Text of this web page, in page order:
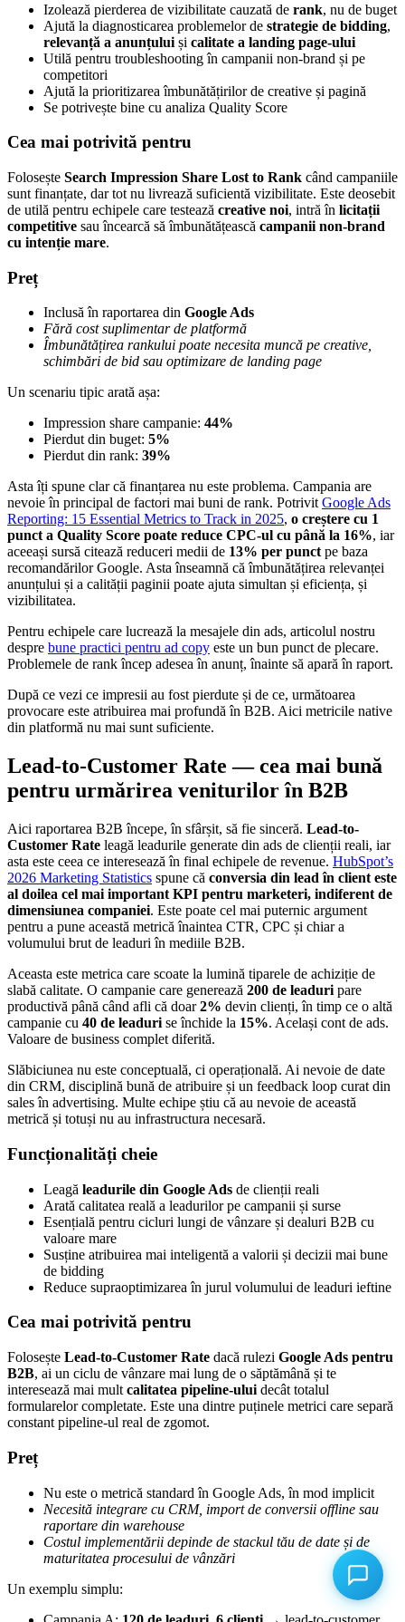
Izolează pierderea de vizibilitate cauzată de rank, nu de buget
Ajută la diagnosticarea problemelor de strategie de bidding,
relevanță a anunțului și calitate a landing page-ului
Utilă pentru troubleshooting în campanii non-brand și pe
competitori
Ajută la prioritizarea îmbunătățirilor de creative și pagină
Se potrivește bine cu analiza Quality Score
Cea mai potrivită pentru
Folosește Search Impression Share Lost to Rank când campaniile
sunt finanțate, dar tot nu livrează suficientă vizibilitate. Este deosebit
de utilă pentru echipele care testează creative noi, intră în licitații
competitive sau încearcă să îmbunătățească campanii non-brand
cu intenție mare.
Preț
Inclusă în raportarea din Google Ads
Fără cost suplimentar de platformă
Îmbunătățirea rankului poate necesita muncă pe creative,
schimbări de bid sau optimizare de landing page
Un scenariu tipic arată așa:
Impression share campanie: 44%
Pierdut din buget: 5%
Pierdut din rank: 39%
Asta îți spune clar că finanțarea nu este problema. Campania are
nevoie în principal de factori mai buni de rank. PotrivitGoogle Ads
Reporting: 15 Essential Metrics to Track in 2025, o creștere cu 1
punct a Quality Score poate reduce CPC-ul cu până la 16%, iar
aceeași sursă citează reduceri medii de 13% per punctpe baza
recomandărilor Google. Asta înseamnă că îmbunătățirea relevanței
anunțului și a calității paginii poate ajuta simultan și eficiența, și
vizibilitatea.
Pentru echipele care lucrează la mesajele din ads, articolul nostru
despre bune practici pentru ad copy este un bun punct de plecare.
Problemele de rank încep adesea în anunț, înainte să apară în raport.
După ce vezi ce impresii au fost pierdute și de ce, următoarea
provocare este atribuirea mai profundă în B2B. Aici metricile native
din platformă nu mai sunt suficiente.
Lead-to-Customer Rate — cea mai bună
pentru urmărirea veniturilor în B2B
Aici raportarea B2B începe, în sfârșit, să fie sinceră. Lead-to-
Customer Rate leagă leadurile generate din ads de clienții reali, iar
asta este ceea ce interesează în final echipele de revenue. HubSpot’s
2026 Marketing Statistics spune că conversia din lead în client este
al doilea cel mai important KPI pentru marketeri, indiferent de
dimensiunea companiei. Este poate cel mai puternic argument
pentru a pune această metrică înaintea CTR, CPC și chiar a
volumului brut de leaduri în mediile B2B.
Aceasta este metrica care scoate la lumină tiparele de achiziție de
slabă calitate. O campanie care generează 200 de leaduri pare
productivă până când afli că doar2% devin clienți, în timp ce o altă
campanie cu 40 de leaduri se închide la 15%. Același cont de ads.
Valoare de business complet diferită.
Slăbiciunea nu este conceptuală, ci operațională. Ai nevoie de date
din CRM, disciplină bună de atribuire și un feedback loop curat din
sales în advertising. Multe echipe știu că au nevoie de această
metrică și totuși nu au infrastructura necesară.
Funcționalități cheie
Leagă leadurile din Google Ads de clienții reali
Arată calitatea reală a leadurilor pe campanii și surse
Esențială pentru cicluri lungi de vânzare și dealuri B2B cu
valoare mare
Susține atribuirea mai inteligentă a valorii și decizii mai bune
de bidding
Reduce supraoptimizarea în jurul volumului de leaduri ieftine
Cea mai potrivită pentru
Folosește Lead-to-Customer Rate dacă rulezi Google Ads pentru
B2B, ai un ciclu de vânzare mai lung de o săptămână și te
interesează mai mult calitatea pipeline-ului decât totalul
formularelor completate. Este una dintre puținele metrici care separă
constant pipeline-ul real de zgomot.
Preț
Nu este o metrică standard în Google Ads, în mod implicit
Necesită integrare cu CRM, import de conversii offline sau
raportare din warehouse
Costul implementării depinde de stackul tău de date și de
maturitatea procesului de vânzări
Un exemplu simplu: